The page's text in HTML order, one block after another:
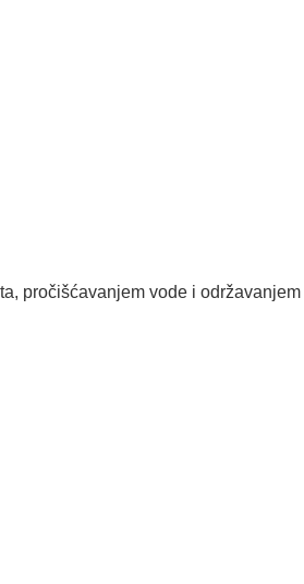
pročišćavanjem vode i održavanjem